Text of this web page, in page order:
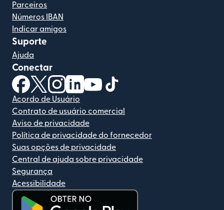
Parceiros
Números IBAN
Indicar amigos
Suporte
Ajuda
Conectar
(abre em uma nova janela)
(abre em uma nova janela)
(abre em uma nova janela)
(abre em uma nova janela)
(abre em uma nova janela)
Acordo de Usuário
Contrato de usuário comercial
Aviso de privacidade
Política de privacidade do fornecedor
Suas opções de privacidade
Central de ajuda sobre privacidade
Segurança
Acessibilidade